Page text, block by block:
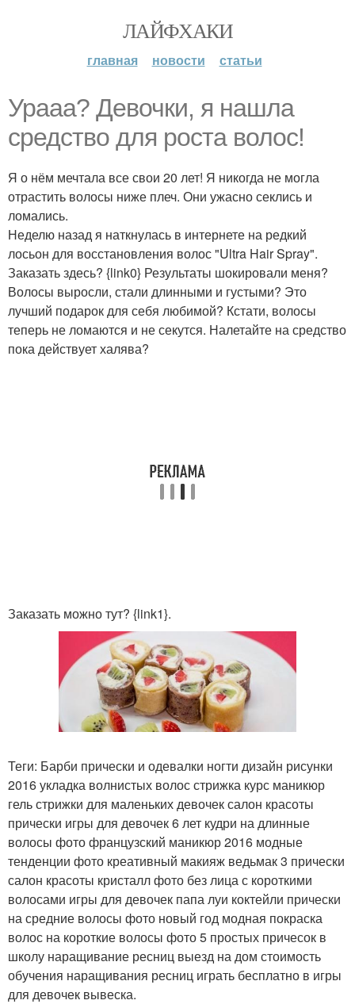
ЛАЙФХАКИ
главная новости статьи
Ураaa? Дeвочки, я нашла
средство для роста волос!
Я о нём мечтала все свои 20 лет! Я никогда не могла
отрастить волосы ниже плеч. Они ужасно секлись и
ломались.
Неделю назад я наткнулась в интернете на редкий
лосьон для восстановления волос "Ultra Hair Spray".
Заказать здесь? {link0} Результаты шокировали меня?
Волосы выросли, стали длинными и густыми? Это
лучший подарок для себя любимой? Кстати, волосы
теперь не ломаются и не секутся. Налетайте на средство
пока действует халява?
Заказать можно тут? {link1}.
Теги: Барби прически и одевалки ногти дизайн рисунки
2016 укладка волнистых волос стрижка курс маникюр
гель стрижки для маленьких девочек салон красоты
прически игры для девочек 6 лет кудри на длинные
волосы фото французский маникюр 2016 модные
тенденции фото креативный макияж ведьмак 3 прически
салон красоты кристалл фото без лица с короткими
волосами игры для девочек папа луи коктейли прически
на средние волосы фото новый год модная покраска
волос на короткие волосы фото 5 простых причесок в
школу наращивание ресниц выезд на дом стоимость
обучения наращивания ресниц играть бесплатно в игры
для девочек вывеска.